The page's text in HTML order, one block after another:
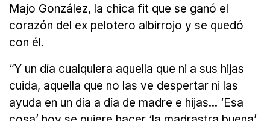
Majo González, la chica fit que se ganó el
corazón del ex pelotero albirrojo y se quedó
con él.
“Y un día cualquiera aquella que ni a sus hijas
cuida, aquella que no las ve despertar ni las
ayuda en un día a día de madre e hijas... ‘Esa